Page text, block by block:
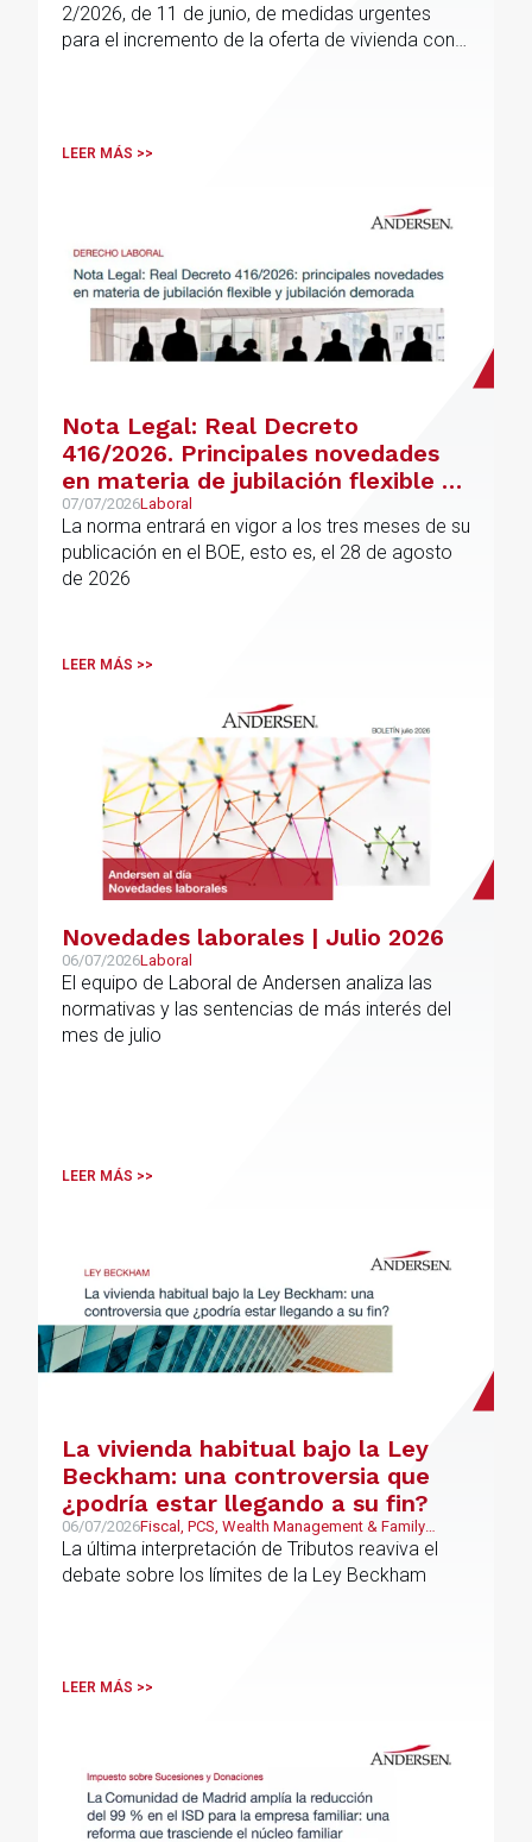
2/2026, de 11 de junio, de medidas urgentes
para el incremento de la oferta de vivienda con
LEER MÁS >>
Nota Legal: Real Decreto
416/2026. Principales novedades
en materia de jubilación flexible y
jubilación demorada
07/07/2026Laboral
La norma entrará en vigor a los tres meses de su
publicación en el BOE, esto es, el 28 de agosto
de 2026
LEER MÁS >>
Novedades laborales | Julio 2026
06/07/2026Laboral
El equipo de Laboral de Andersen analiza las
normativas y las sentencias de más interés del
mes de julio
LEER MÁS >>
La vivienda habitual bajo la Ley
Beckham: una controversia que
¿podría estar llegando a su fin?
06/07/2026Fiscal, PCS, Wealth Management & Family
Business
La última interpretación de Tributos reaviva el
debate sobre los límites de la Ley Beckham
LEER MÁS >>